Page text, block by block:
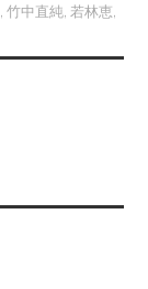
,竹中直純,若林恵,